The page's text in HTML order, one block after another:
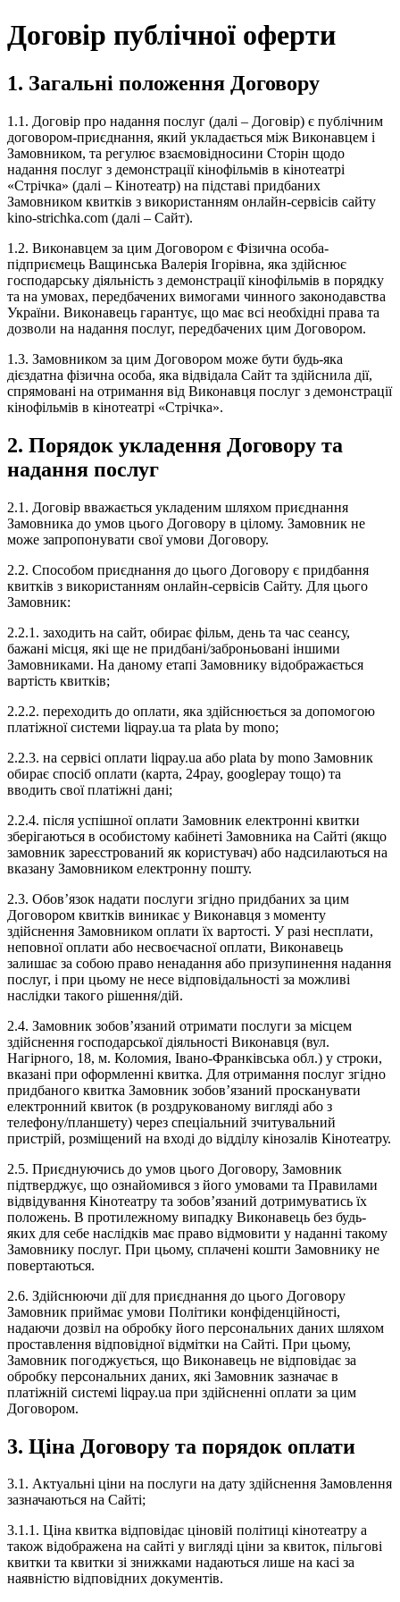
Договір публічної оферти
1. Загальні положення Договору
1.1. Договір про надання послуг (далі – Договір) є публічним
договором-приєднання, який укладається між Виконавцем і
Замовником, та регулює взаємовідносини Сторін щодо
надання послуг з демонстрації кінофільмів в кінотеатрі
«Стрічка» (далі – Кінотеатр) на підставі придбаних
Замовником квитків з використанням онлайн-сервісів сайту
kino-strichka.com (далі – Сайт).
1.2. Виконавцем за цим Договором є Фізична особа-
підприємець Ващинська Валерія Ігорівна, яка здійснює
господарську діяльність з демонстрації кінофільмів в порядку
та на умовах, передбачених вимогами чинного законодавства
України. Виконавець гарантує, що має всі необхідні права та
дозволи на надання послуг, передбачених цим Договором.
1.3. Замовником за цим Договором може бути будь-яка
дієздатна фізична особа, яка відвідала Сайт та здійснила дії,
спрямовані на отримання від Виконавця послуг з демонстрації
кінофільмів в кінотеатрі «Стрічка».
2. Порядок укладення Договору та
надання послуг
2.1. Договір вважається укладеним шляхом приєднання
Замовника до умов цього Договору в цілому. Замовник не
може запропонувати свої умови Договору.
2.2. Способом приєднання до цього Договору є придбання
квитків з використанням онлайн-сервісів Сайту. Для цього
Замовник:
2.2.1. заходить на сайт, обирає фільм, день та час сеансу,
бажані місця, які ще не придбані/заброньовані іншими
Замовниками. На даному етапі Замовнику відображається
вартість квитків;
2.2.2. переходить до оплати, яка здійснюється за допомогою
платіжної системи liqpay.ua та plata by mono;
2.2.3. на сервісі оплати liqpay.ua або plata by mono Замовник
обирає спосіб оплати (карта, 24pay, googlepay тощо) та
вводить свої платіжні дані;
2.2.4. після успішної оплати Замовник електронні квитки
зберігаються в особистому кабінеті Замовника на Сайті (якщо
замовник зареєстрований як користувач) або надсилаються на
вказану Замовником електронну пошту.
2.3. Обов’язок надати послуги згідно придбаних за цим
Договором квитків виникає у Виконавця з моменту
здійснення Замовником оплати їх вартості. У разі несплати,
неповної оплати або несвоєчасної оплати, Виконавець
залишає за собою право ненадання або призупинення надання
послуг, і при цьому не несе відповідальності за можливі
наслідки такого рішення/дій.
2.4. Замовник зобов’язаний отримати послуги за місцем
здійснення господарської діяльності Виконавця (вул.
Нагірного, 18, м. Коломия, Івано-Франківська обл.) у строки,
вказані при оформленні квитка. Для отримання послуг згідно
придбаного квитка Замовник зобов’язаний просканувати
електронний квиток (в роздрукованому вигляді або з
телефону/планшету) через спеціальний зчитувальний
пристрій, розміщений на вході до відділу кінозалів Кінотеатру.
2.5. Приєднуючись до умов цього Договору, Замовник
підтверджує, що ознайомився з його умовами та Правилами
відвідування Кінотеатру та зобов’язаний дотримуватись їх
положень. В протилежному випадку Виконавець без будь-
яких для себе наслідків має право відмовити у наданні такому
Замовнику послуг. При цьому, сплачені кошти Замовнику не
повертаються.
2.6. Здійснюючи дії для приєднання до цього Договору
Замовник приймає умови Політики конфіденційності,
надаючи дозвіл на обробку його персональних даних шляхом
проставлення відповідної відмітки на Сайті. При цьому,
Замовник погоджується, що Виконавець не відповідає за
обробку персональних даних, які Замовник зазначає в
платіжній системі liqpay.ua при здійсненні оплати за цим
Договором.
3. Ціна Договору та порядок оплати
3.1. Актуальні ціни на послуги на дату здійснення Замовлення
зазначаються на Сайті;
3.1.1. Ціна квитка відповідає ціновій політиці кінотеатру а
також відображена на сайті у вигляді ціни за квиток, пільгові
квитки та квитки зі знижками надаються лише на касі за
наявністю відповідних документів.